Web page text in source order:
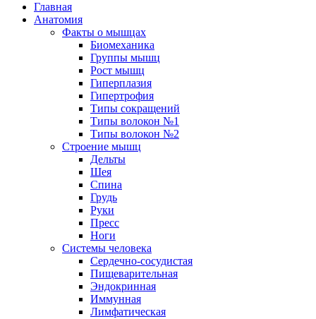
Главная
Анатомия
Факты о мышцах
Биомеханика
Группы мышц
Рост мышц
Гиперплазия
Гипертрофия
Типы сокращений
Типы волокон №1
Типы волокон №2
Строение мышц
Дельты
Шея
Спина
Грудь
Руки
Пресс
Ноги
Системы человека
Сердечно-сосудистая
Пищеварительная
Эндокринная
Иммунная
Лимфатическая